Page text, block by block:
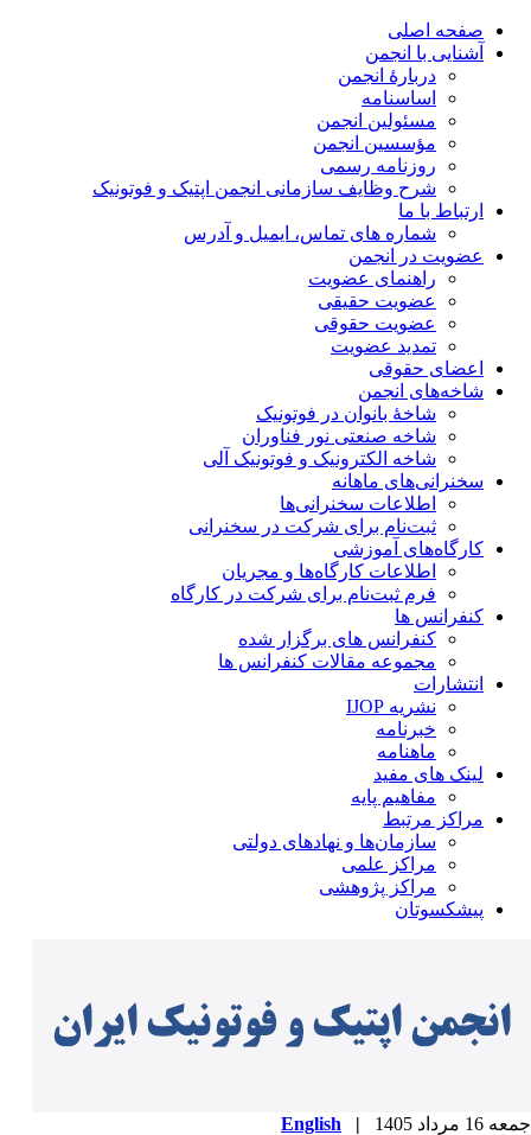
صفحه اصلی
آشنایی با انجمن
دربارۀ انجمن
اساسنامه
مسئولین انجمن
مؤسسین انجمن
روزنامه رسمی
شرح وظایف سازمانی انجمن اپتیک و فوتونیک
ارتباط با ما
شماره های تماس، ایمیل و آدرس
عضویت در انجمن
راهنمای عضویت
عضویت حقیقی
عضویت حقوقی
تمدید عضویت
اعضای حقوقی
شاخه‌های انجمن
شاخۀ بانوان در فوتونیک
شاخه صنعتی نور فناوران
شاخه‌ الکترونیک و فوتونیک آلی
سخنرانی‌های ماهانه
اطلاعات سخنرانی‌‌ها
ثبت‌نام برای شرکت در سخنرانی
کارگاه‌های آموزشی
اطلاعات کارگاه‌ها و مجریان
فرم ثبت‌نام برای شرکت در کارگاه
کنفرانس ها
کنفرانس های برگزار شده
مجموعه مقالات کنفرانس ها
انتشارات
نشریه IJOP
خبرنامه
ماهنامه
لینک های مفید
مفاهیم پایه
مراکز مرتبط
سازمان‌ها و نهادهای دولتی
مراکز علمی
مراکز پژوهشی
پیشکسوتان
مرداد 1405 |
English